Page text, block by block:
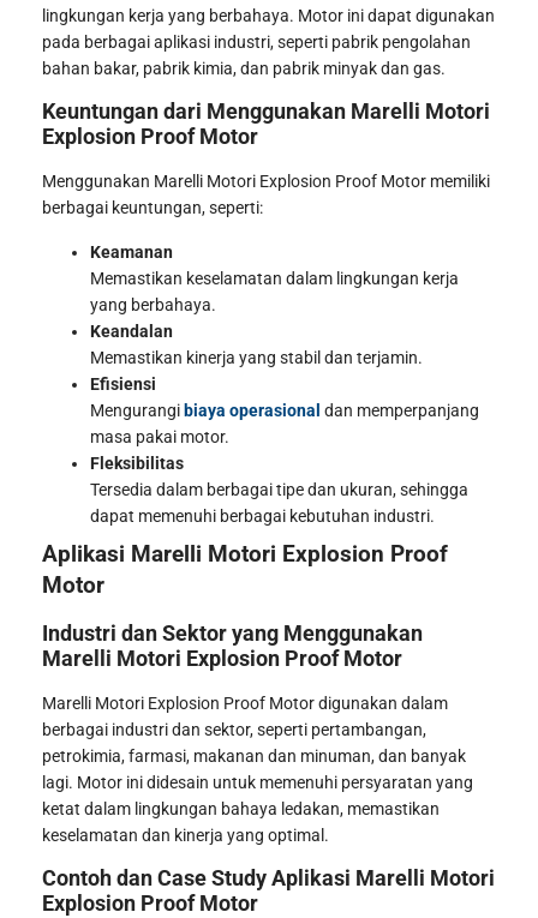
lingkungan kerja yang berbahaya. Motor ini dapat digunakan
pada berbagai aplikasi industri, seperti pabrik pengolahan
bahan bakar, pabrik kimia, dan pabrik minyak dan gas.
Keuntungan dari Menggunakan Marelli Motori
Explosion Proof Motor
Menggunakan Marelli Motori Explosion Proof Motor memiliki
berbagai keuntungan, seperti:
Keamanan
Memastikan keselamatan dalam lingkungan kerja
yang berbahaya.
Keandalan
Memastikan kinerja yang stabil dan terjamin.
Efisiensi
Mengurangi biaya operasional dan memperpanjang
masa pakai motor.
Fleksibilitas
Tersedia dalam berbagai tipe dan ukuran, sehingga
dapat memenuhi berbagai kebutuhan industri.
Aplikasi Marelli Motori Explosion Proof
Motor
Industri dan Sektor yang Menggunakan
Marelli Motori Explosion Proof Motor
Marelli Motori Explosion Proof Motor digunakan dalam
berbagai industri dan sektor, seperti pertambangan,
petrokimia, farmasi, makanan dan minuman, dan banyak
lagi. Motor ini didesain untuk memenuhi persyaratan yang
ketat dalam lingkungan bahaya ledakan, memastikan
keselamatan dan kinerja yang optimal.
Contoh dan Case Study Aplikasi Marelli Motori
Explosion Proof Motor